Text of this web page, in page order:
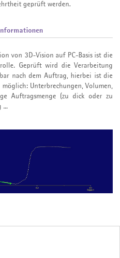
geprüft werden.
von 3D-Vision auf PC-Basis ist die
Geprüft wird die Verarbeitung
nach dem Auftrag, hierbei ist die
Unterbrechungen, Volumen,
Auftragsmenge (zu dick oder zu
...